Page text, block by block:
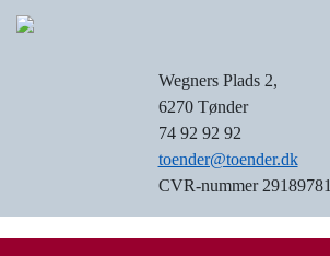
Wegners Plads 2,
6270 Tønder
74 92 92 92
toender@toender.dk
CVR-nummer 29189781